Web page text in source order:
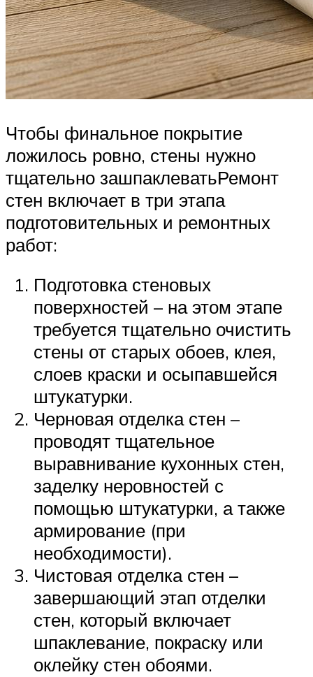
Чтобы финальное покрытие
ложилось ровно, стены нужно
тщательно зашпаклеватьРемонт
стен включает в три этапа
подготовительных и ремонтных
работ:
Подготовка стеновых
поверхностей – на этом этапе
требуется тщательно очистить
стены от старых обоев, клея,
слоев краски и осыпавшейся
штукатурки.
Черновая отделка стен –
проводят тщательное
выравнивание кухонных стен,
заделку неровностей с
помощью штукатурки, а также
армирование (при
необходимости).
Чистовая отделка стен –
завершающий этап отделки
стен, который включает
шпаклевание, покраску или
оклейку стен обоями.